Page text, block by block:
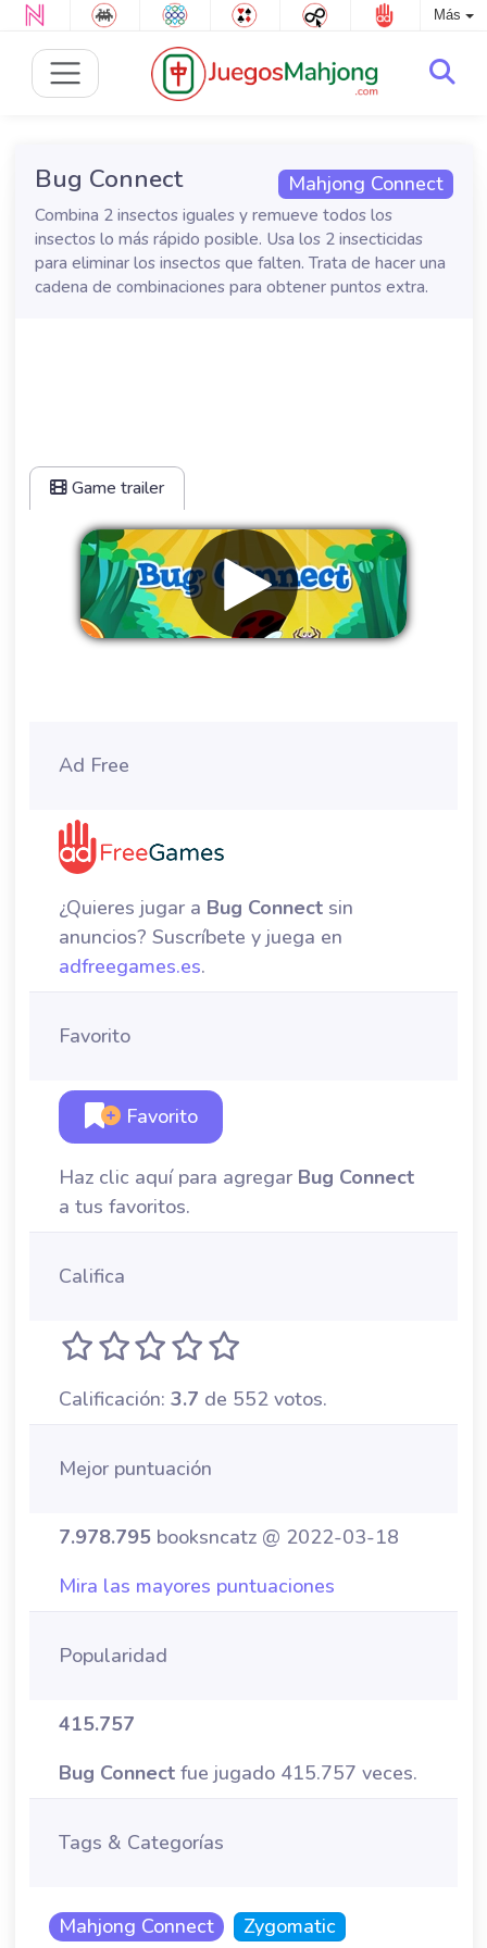
Más
Mahjong Connect
Bug Connect
Combina 2 insectos iguales y remueve todos los
insectos lo más rápido posible. Usa los 2 insecticidas
para eliminar los insectos que falten. Trata de hacer una
cadena de combinaciones para obtener puntos extra.
Game trailer
Ad Free
¿Quieres jugar a Bug Connect sin
anuncios? Suscríbete y juega en
adfreegames.es.
Favorito
Favorito
Haz clic aquí para agregar Bug Connect
a tus favoritos.
Califica
Calificación: 3.7 de 552 votos.
Mejor puntuación
7.978.795 booksncatz @ 2022-03-18
Mira las mayores puntuaciones
Popularidad
415.757
Bug Connect fue jugado 415.757 veces.
Tags & Categorías
Mahjong Connect
Zygomatic